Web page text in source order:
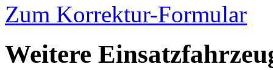
Zum Korrektur-Formular
Weitere